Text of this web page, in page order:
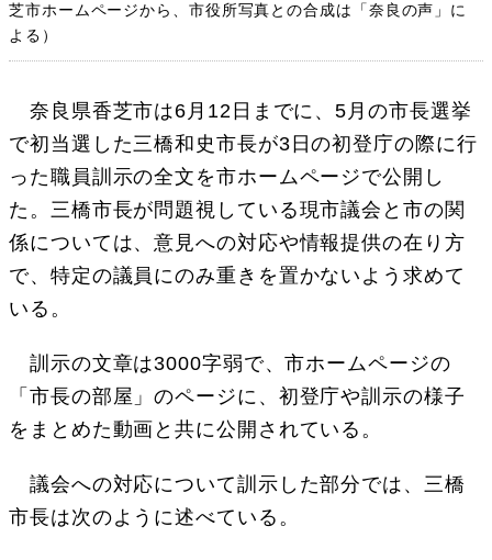
芝市ホームページから、市役所写真との合成は「奈良の声」に
よる）
奈良県香芝市は6月12日までに、5月の市長選挙
で初当選した三橋和史市長が3日の初登庁の際に行
った職員訓示の全文を市ホームページで公開し
た。三橋市長が問題視している現市議会と市の関
係については、意見への対応や情報提供の在り方
で、特定の議員にのみ重きを置かないよう求めて
いる。
訓示の文章は3000字弱で、市ホームページの
「市長の部屋」のページに、初登庁や訓示の様子
をまとめた動画と共に公開されている。
議会への対応について訓示した部分では、三橋
市長は次のように述べている。